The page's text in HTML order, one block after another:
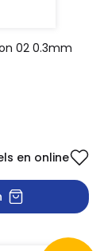
02 0.3mm
en online